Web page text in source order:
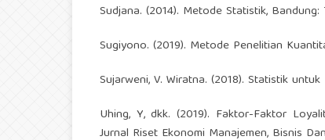
Sudjana. (2014). Metode Statistik, Bandung:
Sugiyono. (2019). Metode Penelitian
Sujarweni, V. Wiratna. (2018). Statistik
Uhing, Y, dkk. (2019). Faktor-Faktor
Jurnal Riset Ekonomi Manajemen, Bisnis